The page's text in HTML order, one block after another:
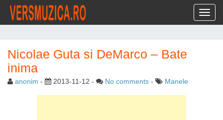
Nicolae Guta si DeMarco – Bate
inima
anonim - 2013-11-12 - No comments - Manele